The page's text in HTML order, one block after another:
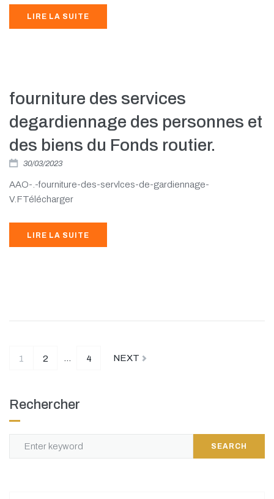
LIRE LA SUITE
fourniture des services
degardiennage des personnes et
des biens du Fonds routier.
30/03/2023
AAO-.-fourniture-des-servlces-de-gardiennage-
V.FTélécharger
LIRE LA SUITE
1 2 … 4 NEXT
Rechercher
SEARCH